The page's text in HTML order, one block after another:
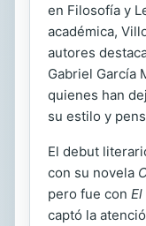
en Filosofía y
académica,
autores
Gabriel García
quienes han
su estilo y
El debut
con su novela
pero fue con
captó la